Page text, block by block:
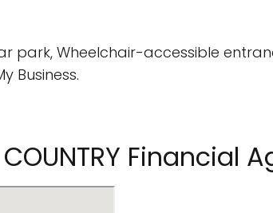
park, Wheelchair-accessible
Business.
Financial